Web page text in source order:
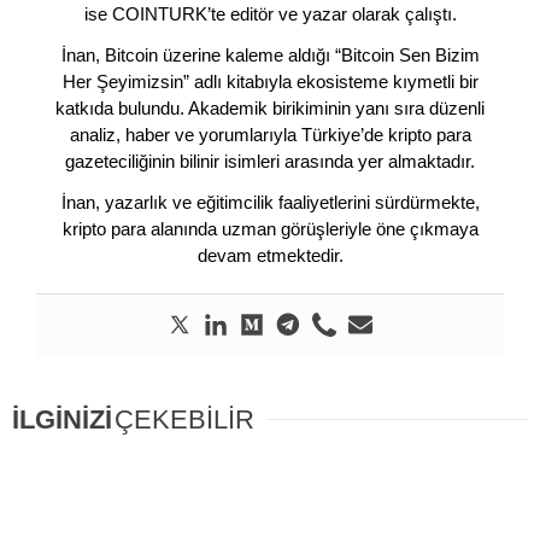
ise COINTURK’te editör ve yazar olarak çalıştı.
İnan, Bitcoin üzerine kaleme aldığı “Bitcoin Sen Bizim
Her Şeyimizsin” adlı kitabıyla ekosisteme kıymetli bir
katkıda bulundu. Akademik birikiminin yanı sıra düzenli
analiz, haber ve yorumlarıyla Türkiye’de kripto para
gazeteciliğinin bilinir isimleri arasında yer almaktadır.
İnan, yazarlık ve eğitimcilik faaliyetlerini sürdürmekte,
kripto para alanında uzman görüşleriyle öne çıkmaya
devam etmektedir.
İLGİNİZİÇEKEBİLİR